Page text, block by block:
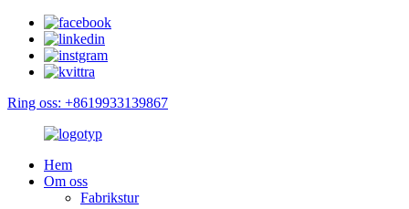
Ring oss: +8619933139867
Hem
Om oss
Fabrikstur